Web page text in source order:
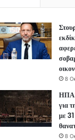
8
ΗΠΑ:
για
με
8